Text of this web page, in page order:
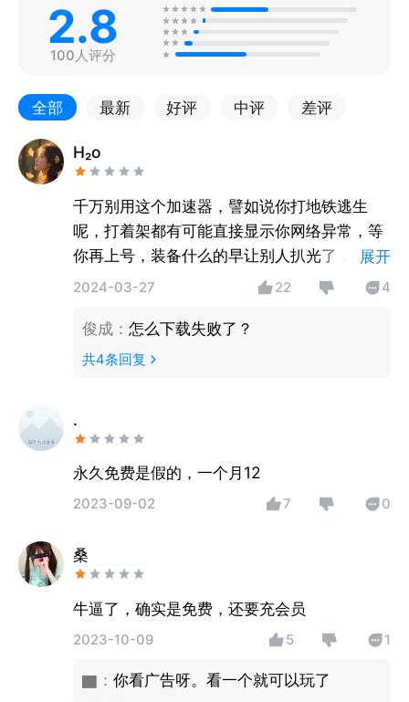
2.8
100人评分
全部 最新 好评 中评 差评
H₂o
千万别用这个加速器，譬如说你打地铁逃生
呢，打着架都有可能直接显示你网络异常，等
你再上号，装备什么的早让别人扒光了，动不
动就会显示你网络异常什么的，特别恶心人
展开
2024-03-27 22 4
俊成： 怎么下载失败了？
共4条回复
.
永久免费是假的，一个月12
2023-09-02 7 0
桑
2023-10-09 5 1
▇ ： 你看广告呀。看一个就可以玩了